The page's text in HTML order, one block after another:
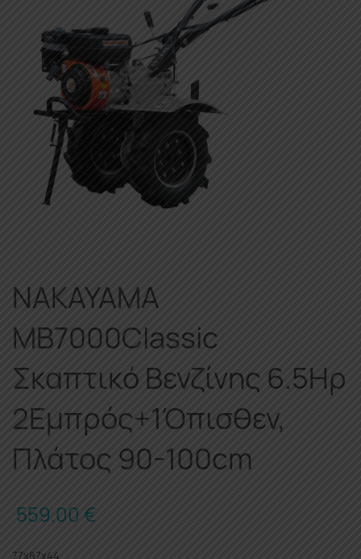
NAKAYAMA
MB7000Classic
Σκαπτικό Βενζίνης 6.5Ηρ
2Εμπρός+1Όπισθεν,
Πλάτος 90-100cm
559.00 €
77x87x44